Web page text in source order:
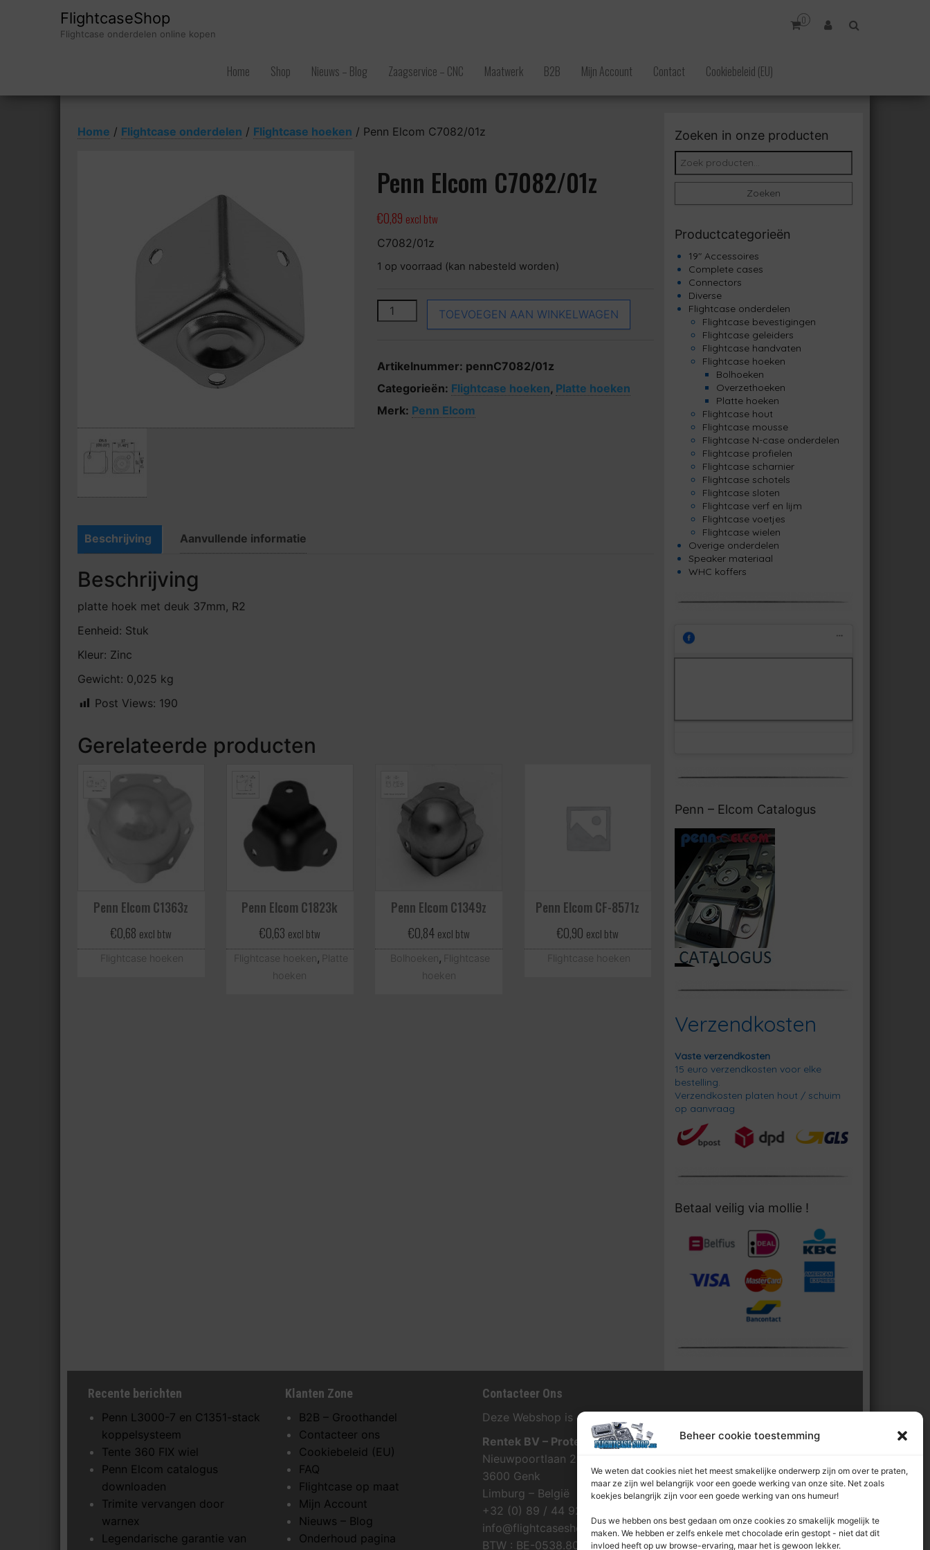
Beheer cookie toestemming
We weten dat cookies niet het meest smakelijke onderwerp zijn om over te praten,
maar ze zijn wel belangrijk voor een goede werking van onze site. Net zoals
koekjes belangrijk zijn voor een goede werking van ons humeur!
Dus we hebben ons best gedaan om onze cookies zo smakelijk mogelijk te
maken. We hebben er zelfs enkele met chocolade erin gestopt - niet dat dit
invloed heeft op uw browse-ervaring, maar het is gewoon lekker.
FlightcaseShop
Flightcase onderdelen online kopen
0
Home Shop Nieuws – Blog Zaagservice – CNC Maatwerk B2B Mijn Account Contact Cookiebeleid (EU)
Home / Flightcase onderdelen / Flightcase hoeken / Penn Elcom C7082/01z
Penn Elcom C7082/01z
€0,89 excl btw
C7082/01z
1 op voorraad (kan nabesteld worden)
Penn Elcom C7082/01z aantal
TOEVOEGEN AAN WINKELWAGEN
Artikelnummer: pennC7082/01z
Categorieën: Flightcase hoeken, Platte hoeken
Merk: Penn Elcom
Beschrijving Aanvullende informatie
Beschrijving
platte hoek met deuk 37mm, R2
Eenheid: Stuk
Kleur: Zinc
Gewicht: 0,025 kg
Post Views: 190
Gerelateerde producten
Penn Elcom C1363z
€0,68 excl btw
Flightcase hoeken
Penn Elcom C1823k
€0,63 excl btw
Flightcase hoeken, Platte
hoeken
Penn Elcom C1349z
€0,84 excl btw
Bolhoeken,
Flightcase
hoeken
Penn Elcom CF-8571z
€0,90 excl btw
Flightcase hoeken
Zoeken in onze producten
Zoeken naar:
Zoeken
Productcategorieën
19" Accessoires
Complete cases
Connectors
Diverse
Flightcase onderdelen
Flightcase bevestigingen
Flightcase geleiders
Flightcase handvaten
Flightcase hoeken
Bolhoeken
Overzethoeken
Platte hoeken
Flightcase hout
Flightcase mousse
Flightcase N-case onderdelen
Flightcase profielen
Flightcase scharnier
Flightcase schotels
Flightcase sloten
Flightcase verf en lijm
Flightcase voetjes
Flightcase wielen
Overige onderdelen
Speaker materiaal
WHC koffers
Penn – Elcom Catalogus
Verzendkosten
Vaste verzendkosten
15 euro verzendkosten voor elke
bestelling.
Verzendkosten platen hout / schuim
op aanvraag
Betaal veilig via mollie !
Recente berichten
Penn L3000-7 en C1351-stack
koppelsysteem
Tente 360 FIX wiel
Penn Elcom catalogus
downloaden
Trimite vervangen door
warnex
Legendarische garantie van
Klanten Zone
B2B – Groothandel
Contacteer ons
Cookiebeleid (EU)
FAQ
Flightcase op maat
Mijn Account
Nieuws – Blog
Onderhoud pagina
Contacteer Ons
Deze Webshop is onderdeel van:
Rentek BV – Protekt
Nieuwpoortlaan 21 / 1
3600 Genk
Limburg – België
+32 (0) 89 / 44 92 07
info@flightcaseshop.be
BTW : BE-0538.802.039